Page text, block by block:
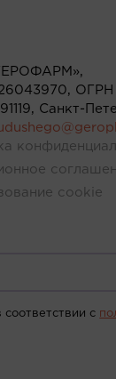
ОГРН
Санкт-
cookie
c